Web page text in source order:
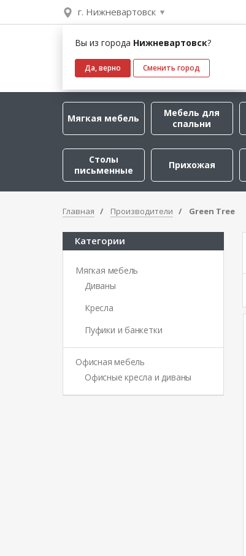
г. Нижневартовск
Вы из города Нижневартовск?
Да, верно Сменить город
Мягкая мебель
Мебель для
спальни
Столы
письменные
Прихожая
Главная Производители Green Tree
Категории
Мягкая мебель
Диваны
Кресла
Пуфики и банкетки
Офисная мебель
Офисные кресла и диваны